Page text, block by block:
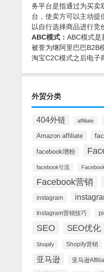
务平台是指通过为买卖
台，使卖方可以主动提
以自行选择商品进行竞
ABC模式： ABC模式是
被誉为继阿里巴巴B2B
淘宝C2C模式之后电子
外贸分类
404外链 affiliate
Amazon affiliate
facebook增粉
facebook引流
Facebook营销
instagram
Instagram营销技巧
SEO SEO优化
Shopify Shopify营销
亚马逊 亚马逊